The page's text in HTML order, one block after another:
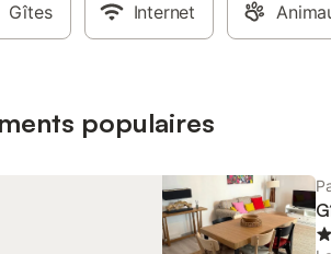
Gîtes Internet
populaires